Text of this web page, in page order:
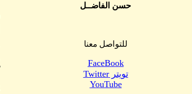
حسن الفاضــل
للتواصل معنا
FaceBook
تويتر Twitter
YouTube